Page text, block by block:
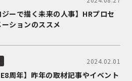
ジーで描く未来の人事】HRプロセ
ションのススメ
2024.02.01
周年】昨年の取材記事やイベント